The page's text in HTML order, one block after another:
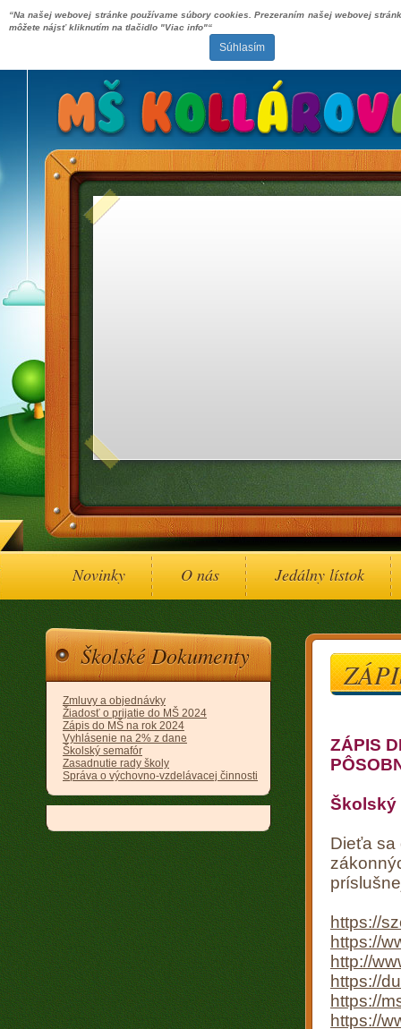
“Na našej webovej stránke používame súbory cookies. Prezeraním našej webovej
môžete nájsť kliknutím na tlačidlo "Viac info"“
Súhlasím
Novinky O nás Jedálny lístok
Školské Dokumenty
Zmluvy a objednávky
Žiadosť o prijatie do MŠ 2024
Zápis do MŠ na rok 2024
Vyhlásenie na 2% z dane
Školský semafór
Zasadnutie rady školy
Správa o výchovno-vzdelávacej činnosti
ZÁPIS
Školský
Dieťa sa
https://
https://
http://
https://
https://
https://